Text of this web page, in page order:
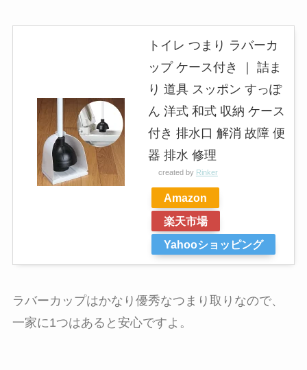
トイレ つまり ラバーカ
ップ ケース付き ｜ 詰ま
り 道具 スッポン すっぽ
ん 洋式 和式 収納 ケース
付き 排水口 解消 故障 便
器 排水 修理
created by Rinker
Amazon
楽天市場
Yahooショッピング
ラバーカップはかなり優秀なつまり取りなので、
一家に1つはあると安心ですよ。